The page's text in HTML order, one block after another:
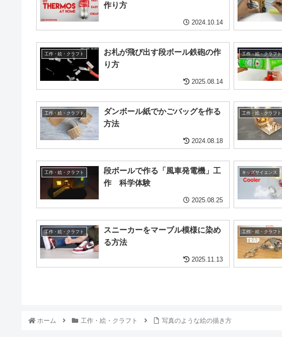
作り方
2024.10.14
工作・絵・クラフト
お札が飛び出す段ボール鉄砲の作
り方
2025.08.14
工作・絵・クラフト
工作・絵・クラフト
ダンボール紙でかごバッグを作る
方法
2024.08.18
工作・絵・クラフト
工作・絵・クラフト
段ボールで作る「風車発電機」工
作 科学体験
2025.08.25
キッズサイエンス
工作・絵・クラフト
スニーカーをマーブル模様に染め
る方法
2025.11.13
工作・絵・クラフト
ホーム 工作・絵・クラフト 写真のような絵の描き方